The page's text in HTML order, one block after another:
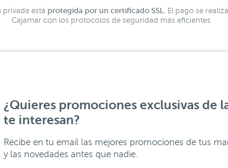
está protegida por un certificado SSL.
El pago se
Cajamar con los protocolos de seguridad más eficientes
¿Quieres promociones exclusivas de
te interesan?
Recibe en tu email las mejores promociones de tus
y las novedades antes que nadie.